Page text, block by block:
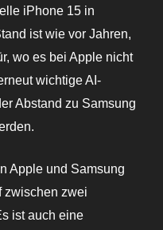
iPhone 15 in
ist wie vor Jahren,
wo es bei Apple nicht
wichtige AI-
Abstand zu Samsung
Apple und Samsung
zwischen zwei
ist auch eine